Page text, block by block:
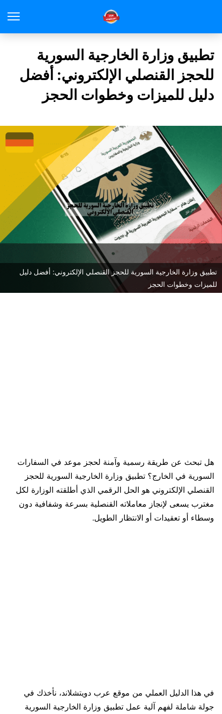
تطبيق وزارة الخارجية السورية
للحجز القنصلي الإلكتروني: أفضل
دليل للميزات وخطوات الحجز
تطبيق وزارة الخارجية السورية للحجز القنصلي الإلكتروني: أفضل دليل
للميزات وخطوات الحجز
هل تبحث عن طريقة رسمية وآمنة لحجز موعد في السفارات
السورية في الخارج؟ تطبيق وزارة الخارجية السورية للحجز
القنصلي الإلكتروني هو الحل الرقمي الذي أطلقته الوزارة لكل
مغترب يسعى لإنجاز معاملاته القنصلية بسرعة وشفافية دون
وسطاء أو تعقيدات أو الانتظار الطويل.
في هذا الدليل العملي من موقع عرب دويتشلاند، نأخذك في
جولة شاملة لفهم آلية عمل تطبيق وزارة الخارجية السورية